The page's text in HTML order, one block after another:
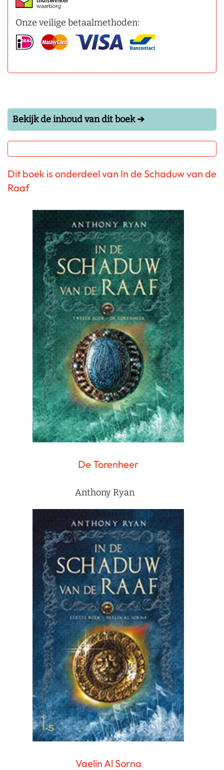
Onze veilige betaalmethoden:
Bekijk de inhoud van dit boek ➔
Dit boek is onderdeel van In de Schaduw van de
Raaf
De Torenheer
Anthony Ryan
Vaelin Al Sorna